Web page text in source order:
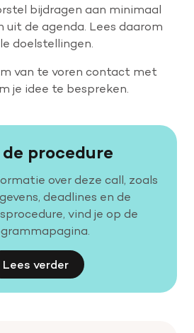
bijdragen aan minimaal
uit de agenda. Lees daarom
doelstellingen.
van te voren contact met
je idee te bespreken.
procedure
over deze call, zoals
deadlines en de
vind je op de
Lees verder